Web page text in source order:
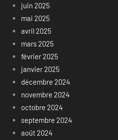
juin 2025
mai 2025
avril 2025
mars 2025
février 2025
janvier 2025
décembre 2024
novembre 2024
octobre 2024
septembre 2024
août 2024